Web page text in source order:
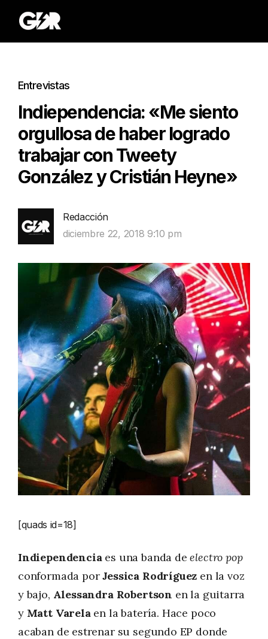
Entrevistas
Indiependencia: «Me siento
orgullosa de haber logrado
trabajar con Tweety
González y Cristián Heyne»
Redacción
diciembre 22, 2018 9:10 pm
[quads id=18]
Indiependenciaes una banda deelectro pop
conformada porJessica Rodríguez en la voz
y bajo, Alessandra Robertson en la guitarra
y Matt Varelaen la batería. Hace poco
acaban de estrenar su segundo EP donde